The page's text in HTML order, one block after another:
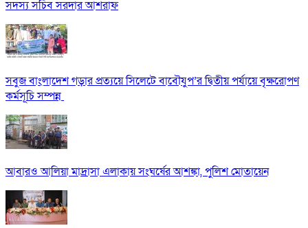
সদস্য সচিব সরদার আশরাফ
সবুজ বাংলাদেশ গড়ার প্রত্যয়ে সিলেটে বাবৌযুপ’র দ্বিতীয় পর্যায়ে বৃক্ষরোপণ
কর্মসূচি সম্পন্ন
আবারও আলিয়া মাদ্রাসা এলাকায় সংঘর্ষের আশঙ্কা, পুলিশ মোতায়েন